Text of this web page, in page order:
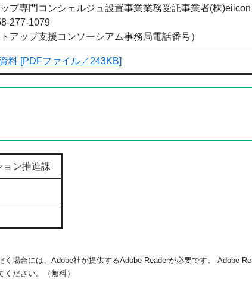
ップ専門コンシェルジュ設置事業業務受託事業者(株)eiicon
277-1079
トアップ支援コンソーシアム事務局電話番号）
料 [PDFファイル／243KB]
ン推進課
場合には、Adobe社が提供するAdobe Readerが必要です。
Adobe
ださい。（無料）